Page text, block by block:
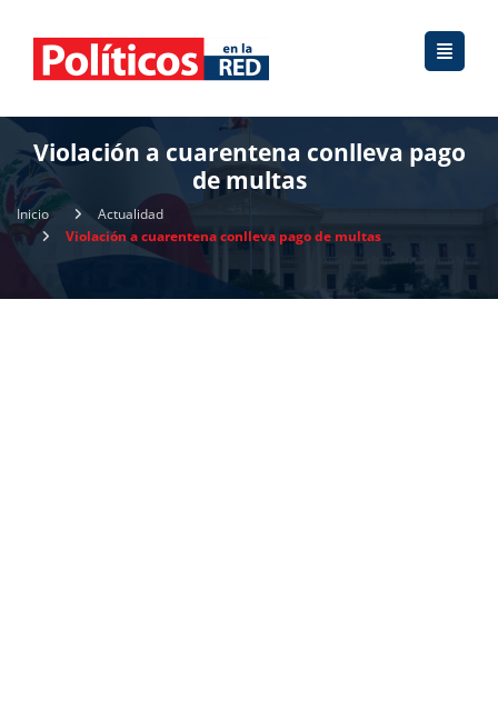
Violación a cuarentena conlleva pago
de multas
Inicio
Actualidad
Violación a cuarentena conlleva pago de multas